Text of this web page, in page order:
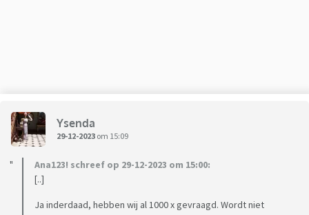
Ysenda
29-12-2023 om 15:09
Ana123! schreef op 29-12-2023 om 15:00:
[..]
Ja inderdaad, hebben wij al 1000 x gevraagd. Wordt niet